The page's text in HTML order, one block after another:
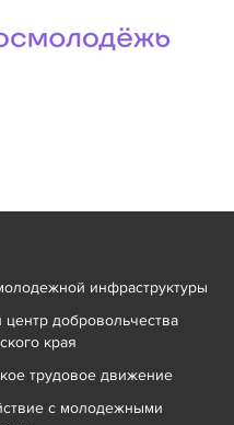
инфраструктуры
добровольчества
края
трудовое движение
с молодежными